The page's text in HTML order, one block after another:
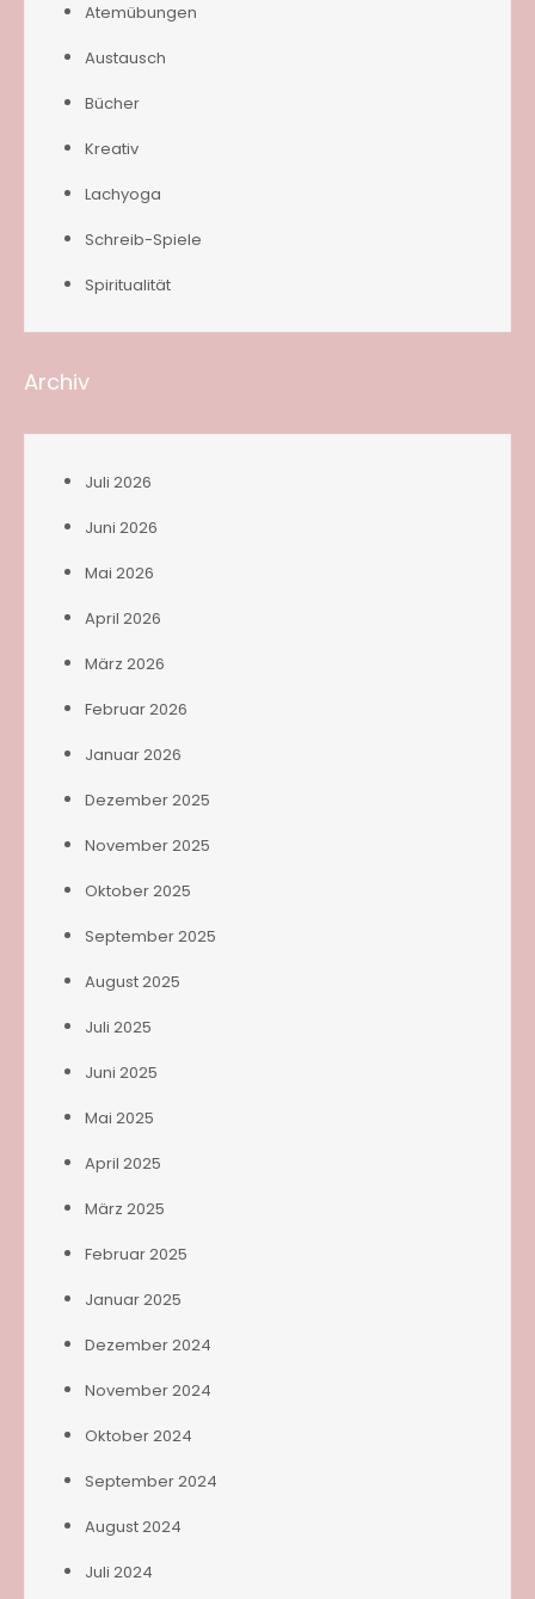
Atemübungen
Austausch
Bücher
Kreativ
Lachyoga
Schreib-Spiele
Spiritualität
Archiv
Juli 2026
Juni 2026
Mai 2026
April 2026
März 2026
Februar 2026
Januar 2026
Dezember 2025
November 2025
Oktober 2025
September 2025
August 2025
Juli 2025
Juni 2025
Mai 2025
April 2025
März 2025
Februar 2025
Januar 2025
Dezember 2024
November 2024
Oktober 2024
September 2024
August 2024
Juli 2024